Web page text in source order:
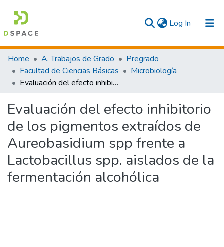
Log In (current)
Communities & Collections
Home A. Trabajos de Grado
Pregrado
Facultad de Ciencias Básicas
Microbiología
Evaluación del efecto inhibitorio de los pigmentos extraídos de Aureobasidium spp frente a Lactobacillus spp. aislados de la fermentación alcohólica
Evaluación del efecto inhibitorio
de los pigmentos extraídos de
Aureobasidium spp frente a
Lactobacillus spp. aislados de la
fermentación alcohólica